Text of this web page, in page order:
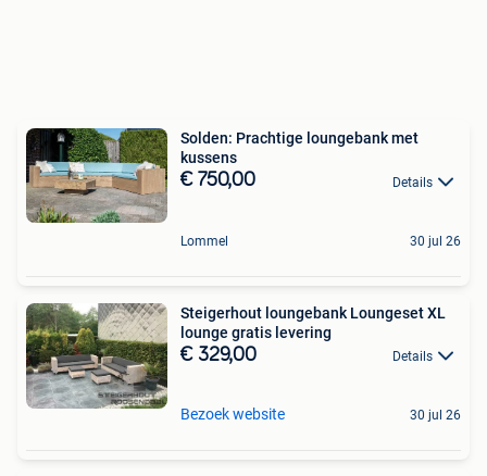
Solden: Prachtige loungebank met
kussens
€ 750,00 Details
Lommel 30 jul 26
Steigerhout loungebank Loungeset XL
lounge gratis levering
€ 329,00 Details
Bezoek website 30 jul 26